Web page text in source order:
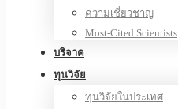
ความเชี่ยวชาญ
Most-Cited Scientists
บริจาค
ทุนวิจัย
ทุนวิจัยในประเทศ